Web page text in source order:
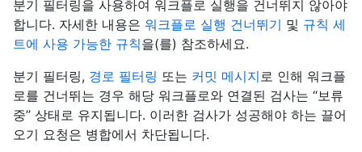
분기 필터링을 사용하여 워크플로 실행을 건너뛰지 않아야
합니다. 자세한 내용은 워크플로 실행 건너뛰기 및 규칙 세
트에 사용 가능한 규칙을(를) 참조하세요.
분기 필터링, 경로 필터링 또는 커밋 메시지 로 인해 워크플
로를 건너뛰는 경우 해당 워크플로와 연결된 검사는 “보류
중” 상태로 유지됩니다. 이러한 검사가 성공해야 하는 끌어
오기 요청은 병합에서 차단됩니다.